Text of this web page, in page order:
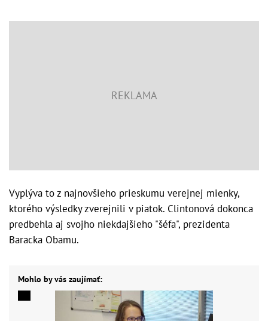
Vyplýva to z najnovšieho prieskumu verejnej mienky,
ktorého výsledky zverejnili v piatok. Clintonová dokonca
predbehla aj svojho niekdajšieho "šéfa", prezidenta
Baracka Obamu.
Mohlo by vás zaujímať: